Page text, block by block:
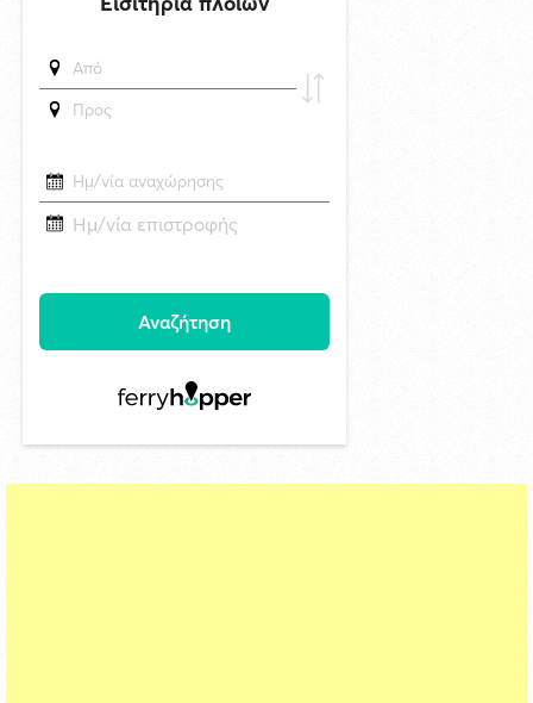
στην Άνω Σύρο
29/4/2026 18:53
CNN: Ο κορυφαίος στρατηγός του Τραμπ αναζητά διέξοδο από τον